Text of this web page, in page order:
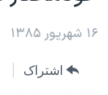
به
صفحه
ایران
آمریکا
جهان
برنامه های
جدول برنامه ها
صفحه‌های ویژه
۱۶ شهریور ۱۳۸۵
اشتراک